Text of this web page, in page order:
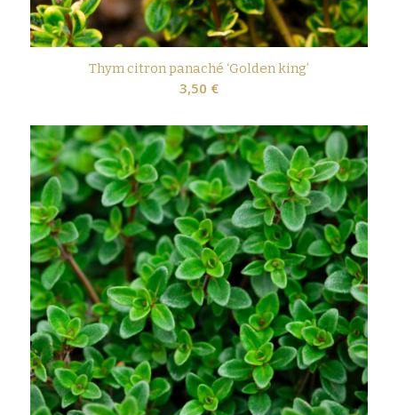
Thym citron panaché ‘Golden king’
3,50 €